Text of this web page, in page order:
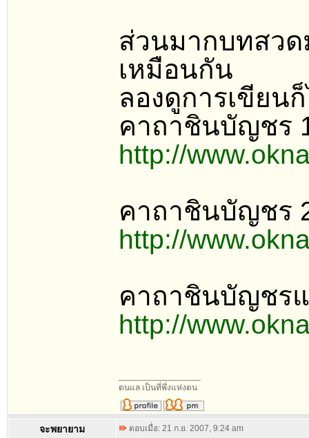
ส่วนมากบทสวด
เหมือนกัน
ลองดูการเขียน
คาถาชินบัญชร
http://
คาถาชินบัญชร
http://
คาถาชินบัญชร
http://
ตนแล เป็นที่พึ่งแห่งตน
จะพยายาม ตอบเมื่อ: 21 ก.ย. 2007, 9:24 am